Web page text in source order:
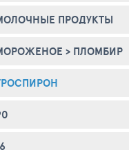
ПРОДУКТЫ
> ПЛОМБИР